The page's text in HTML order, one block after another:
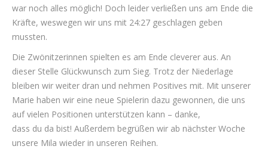
war noch alles möglich! Doch leider verließen uns am Ende die
Kräfte, weswegen wir uns mit 24:27 geschlagen geben
mussten.
Die Zwönitzerinnen spielten es am Ende cleverer aus. An
dieser Stelle Glückwunsch zum Sieg. Trotz der Niederlage
bleiben wir weiter dran und nehmen Positives mit. Mit unserer
Marie haben wir eine neue Spielerin dazu gewonnen, die uns
auf vielen Positionen unterstützen kann – danke,
dass du da bist! Außerdem begrüßen wir ab nächster Woche
unsere Mila wieder in unseren Reihen.